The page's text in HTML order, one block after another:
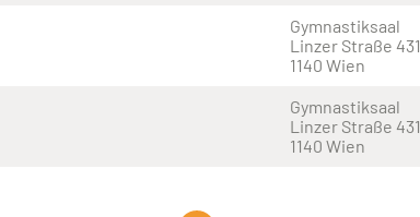
Gymnastiksaal
Linzer Straße 431
1140 Wien
Gymnastiksaal
Linzer Straße 431
1140 Wien